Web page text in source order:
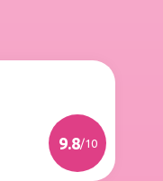
9.8/10